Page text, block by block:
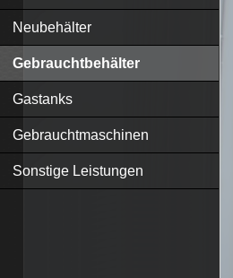
Neubehälter
Gebrauchtbehälter
Gastanks
Gebrauchtmaschinen
Sonstige Leistungen